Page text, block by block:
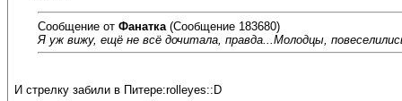
Сообщение от Фанатка (Сообщение 183680)
Я уж вижу, ещё не всё дочитала, правда...Молодцы,
И стрелку забили в Питере:rolleyes::D